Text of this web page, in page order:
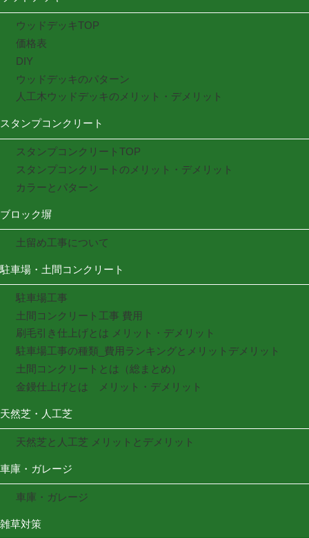
ウッドデッキTOP
価格表
DIY
ウッドデッキのパターン
人工木ウッドデッキのメリット・デメリット
スタンプコンクリート
スタンプコンクリートTOP
スタンプコンクリートのメリット・デメリット
カラーとパターン
ブロック塀
土留め工事について
駐車場・土間コンクリート
駐車場工事
土間コンクリート工事 費用
刷毛引き仕上げとは メリット・デメリット
駐車場工事の種類_費用ランキングとメリットデメリット
土間コンクリートとは（総まとめ）
金鏝仕上げとは メリット・デメリット
天然芝・人工芝
天然芝と人工芝 メリットとデメリット
車庫・ガレージ
車庫・ガレージ
雑草対策